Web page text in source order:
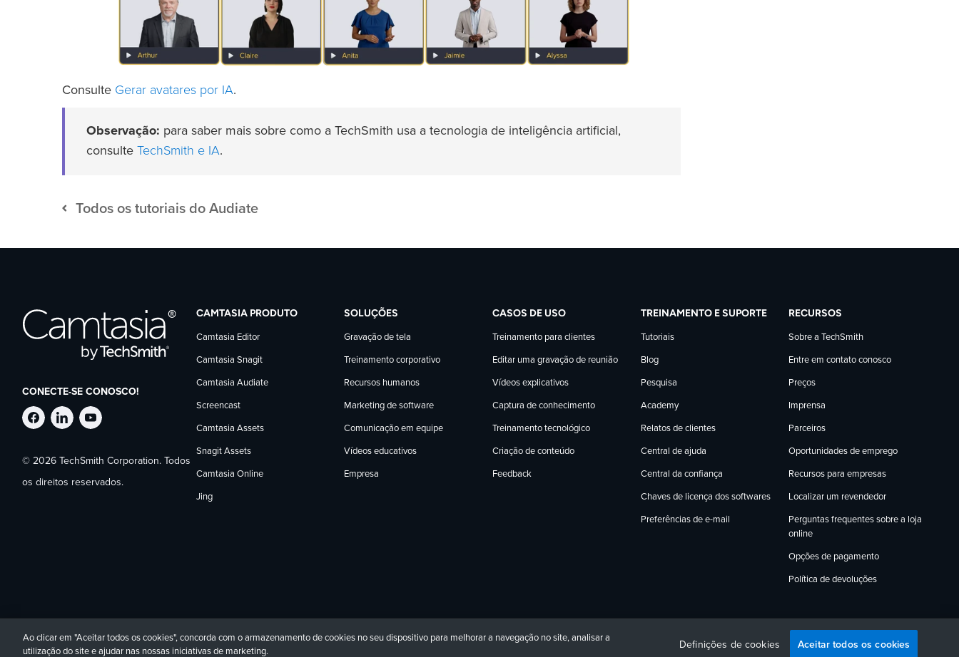
Consulte Gerar avatares por IA.
Observação: para saber mais sobre como a TechSmith usa a tecnologia de inteligência artificial,
consulte TechSmith e IA.
Todos os tutoriais do Audiate
CONECTE-SE CONOSCO!
Siga
a
Siga
a
Siga
a
© 2026 TechSmith Corporation. Todos
os direitos reservados.
CAMTASIA PRODUTO
Camtasia Editor
Camtasia Snagit
Camtasia Audiate
Screencast
Camtasia Assets
Snagit Assets
Camtasia Online
Jing
SOLUÇÕES
Gravação de tela
Treinamento corporativo
Recursos humanos
Marketing de software
Comunicação em equipe
Vídeos educativos
Empresa
CASOS DE USO
Treinamento para clientes
Editar uma gravação de reunião
Vídeos explicativos
Captura de conhecimento
Treinamento tecnológico
Criação de conteúdo
Feedback
TREINAMENTO E SUPORTE
Tutoriais
Blog
Pesquisa
Academy
Relatos de clientes
Central de ajuda
Central da confiança
Chaves de licença dos softwares
Preferências de e-mail
RECURSOS
Sobre a TechSmith
Entre em contato conosco
Preços
Imprensa
Parceiros
Oportunidades de emprego
Recursos para empresas
Localizar um revendedor
Perguntas frequentes sobre a loja
online
Opções de pagamento
Política de devoluções
Política de PrivacidadeAcessibilidadeContato EnglishDeutsch FrançaisEspañol 日本語Português
Ao clicar em "Aceitar todos os cookies", concorda com o armazenamento de cookies no seu dispositivo para melhorar a navegação no site, analisar a
utilização do site e ajudar nas nossas iniciativas de marketing.
Definições de cookies Aceitar todos os cookies